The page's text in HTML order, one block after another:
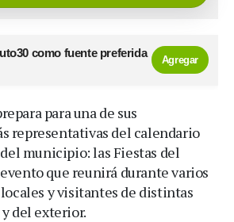
como fuente preferida
Agregar
para una de sus
representativas del calendario
municipio: las Fiestas del
que reunirá durante varios
y visitantes de distintas
del exterior.